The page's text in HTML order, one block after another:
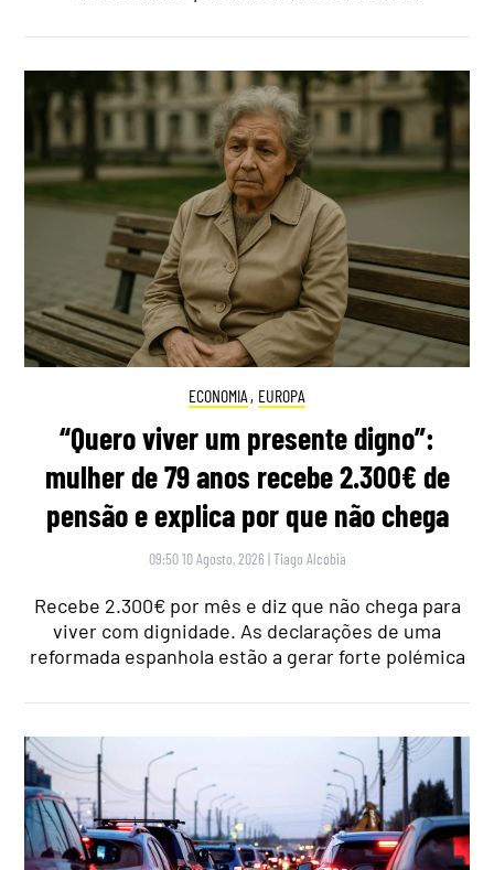
ECONOMIA , EUROPA
“Quero viver um presente digno”:
mulher de 79 anos recebe 2.300€ de
pensão e explica por que não chega
09:50 10 Agosto, 2026 |Tiago Alcobia
Recebe 2.300€ por mês e diz que não chega para
viver com dignidade. As declarações de uma
reformada espanhola estão a gerar forte polémica